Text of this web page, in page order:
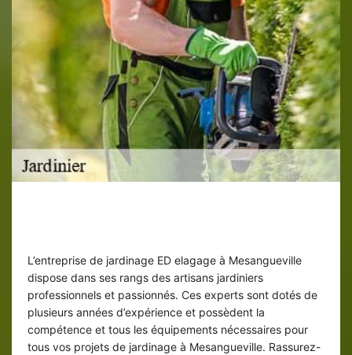
L’entreprise de jardinage ED elagage à Mesangueville
dispose dans ses rangs des artisans jardiniers
professionnels et passionnés. Ces experts sont dotés de
plusieurs années d’expérience et possèdent la
compétence et tous les équipements nécessaires pour
tous vos projets de jardinage à Mesangueville. Rassurez-